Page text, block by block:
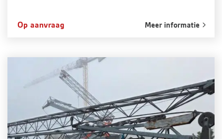
Op aanvraag Meer informatie